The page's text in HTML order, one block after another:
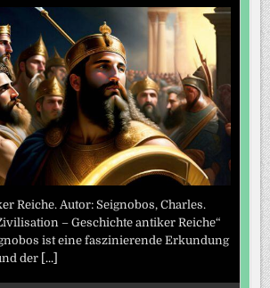
Reiche. Autor: Seignobos, Charles.
– Geschichte antiker Reiche“
ist eine faszinierende Erkundung
der [...]